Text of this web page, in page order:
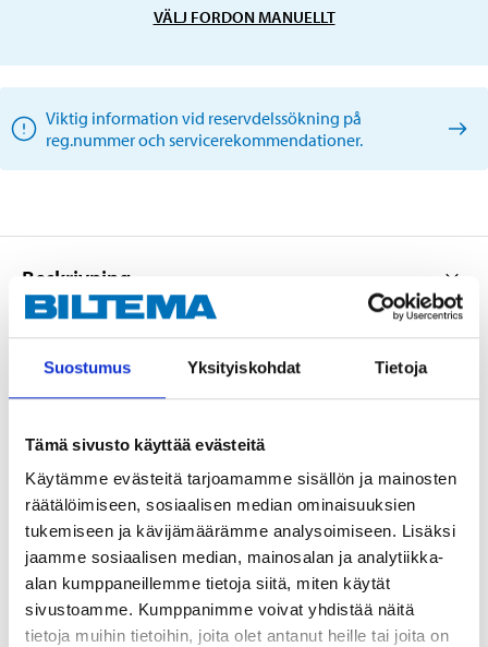
Suostumus Yksityiskohdat Tietoja
Tämä sivusto käyttää evästeitä
Käytämme evästeitä tarjoamamme sisällön ja mainosten
räätälöimiseen, sosiaalisen median ominaisuuksien
tukemiseen ja kävijämäärämme analysoimiseen. Lisäksi
jaamme sosiaalisen median, mainosalan ja analytiikka-
alan kumppaneillemme tietoja siitä, miten käytät
sivustoamme. Kumppanimme voivat yhdistää näitä
tietoja muihin tietoihin, joita olet antanut heille tai joita on
VÄLJ FORDON MANUELLT
Viktig information vid reservdelssökning på
reg.nummer och servicerekommendationer.
Beskrivning
OE: 5062401, 4566733
Teknisk specifikation
Tråddiameter
11 mm
Längd
415 mm
Bakaxel